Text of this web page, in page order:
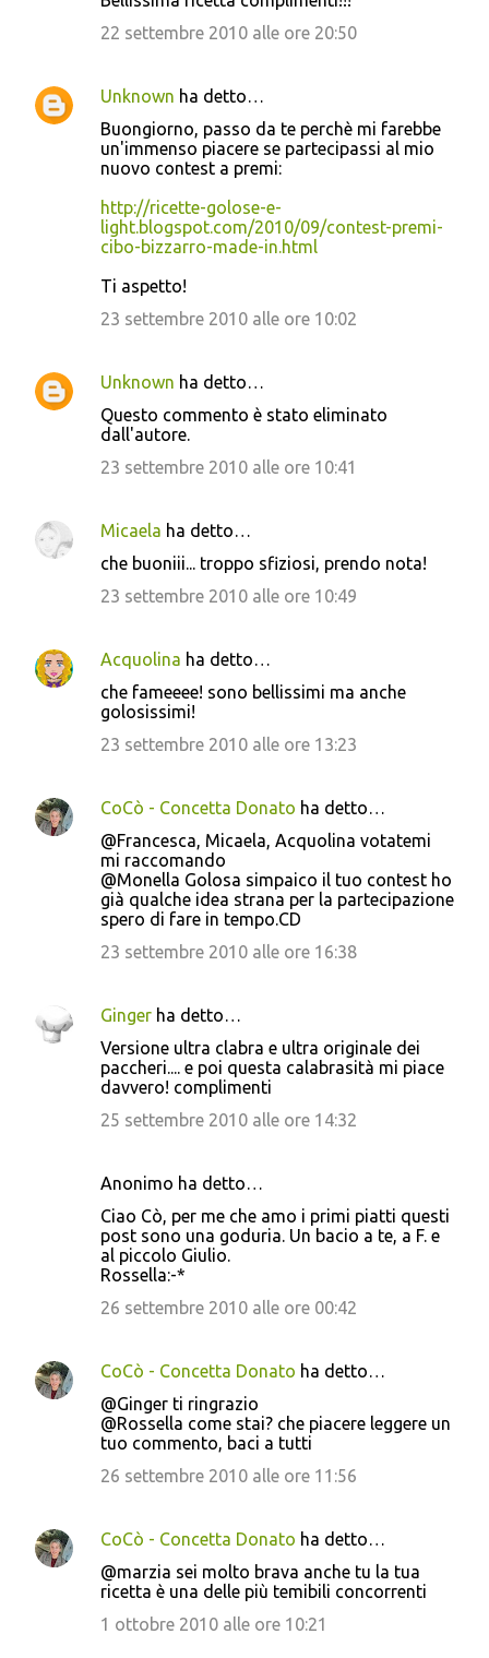
22 settembre 2010 alle ore 20:50
Unknown ha detto…
Buongiorno, passo da te perchè mi farebbe
un'immenso piacere se partecipassi al mio
nuovo contest a premi:
http://ricette-golose-e-
light.blogspot.com/2010/09/contest-premi-
cibo-bizzarro-made-in.html
Ti aspetto!
23 settembre 2010 alle ore 10:02
Unknown ha detto…
Questo commento è stato eliminato
dall'autore.
23 settembre 2010 alle ore 10:41
Micaela ha detto…
che buoniii... troppo sfiziosi, prendo nota!
23 settembre 2010 alle ore 10:49
Acquolina ha detto…
che fameeee! sono bellissimi ma anche
golosissimi!
23 settembre 2010 alle ore 13:23
CoCò - Concetta Donato ha detto…
@Francesca, Micaela, Acquolina votatemi
mi raccomando
@Monella Golosa simpaico il tuo contest ho
già qualche idea strana per la partecipazione
spero di fare in tempo.CD
23 settembre 2010 alle ore 16:38
Ginger ha detto…
Versione ultra clabra e ultra originale dei
paccheri.... e poi questa calabrasità mi piace
davvero! complimenti
25 settembre 2010 alle ore 14:32
Anonimo ha detto…
Ciao Cò, per me che amo i primi piatti questi
post sono una goduria. Un bacio a te, a F. e
al piccolo Giulio.
Rossella:-*
26 settembre 2010 alle ore 00:42
CoCò - Concetta Donato ha detto…
@Ginger ti ringrazio
@Rossella come stai? che piacere leggere un
tuo commento, baci a tutti
26 settembre 2010 alle ore 11:56
CoCò - Concetta Donato ha detto…
@marzia sei molto brava anche tu la tua
ricetta è una delle più temibili concorrenti
1 ottobre 2010 alle ore 10:21